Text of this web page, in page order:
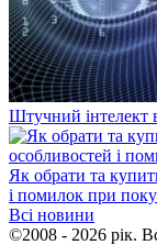
Штучний інтелект
Як обрати та
і помилок при
Всі новини
©2008 - 2026 рік.